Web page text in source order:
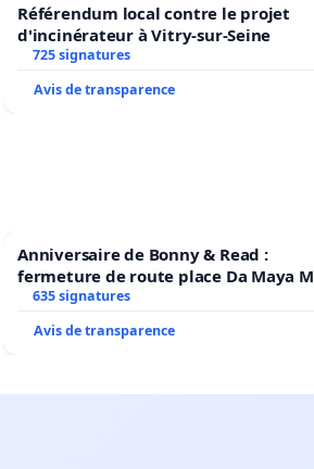
Référendum local contre le projet
d'incinérateur à Vitry-sur-Seine
725 signatures
Avis de transparence
Anniversaire de Bonny & Read :
fermeture de route place Da Maya M
635 signatures
Avis de transparence